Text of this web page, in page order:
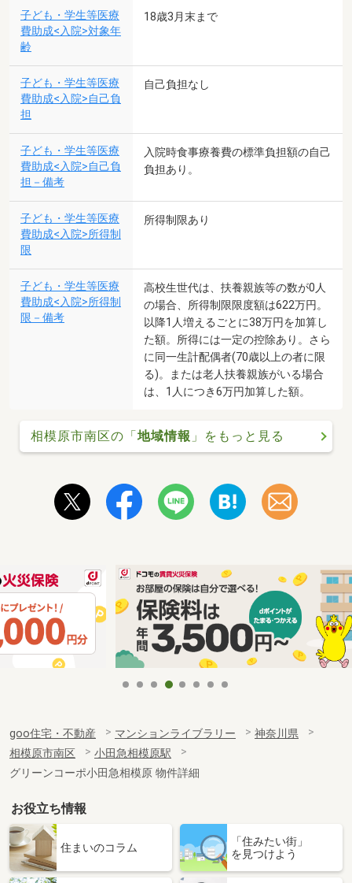
子ども・学生等医療
費助成<入院>対象年
齢
18歳3月末まで
子ども・学生等医療
費助成<入院>自己負
担
自己負担なし
子ども・学生等医療
費助成<入院>自己負
担－備考
入院時食事療養費の標準負担額の自己
負担あり。
子ども・学生等医療
費助成<入院>所得制
限
所得制限あり
子ども・学生等医療
費助成<入院>所得制
限－備考
高校生世代は、扶養親族等の数が0人
の場合、所得制限限度額は622万円。
以降1人増えるごとに38万円を加算し
た額。所得には一定の控除あり。さら
に同一生計配偶者(70歳以上の者に限
る)。または老人扶養親族がいる場合
は、1人につき6万円加算した額。
相模原市南区の「地域情報 」をもっと見る
goo住宅・不動産 マンションライブラリー
神奈川県
相模原市南区
小田急相模原駅
グリーンコーポ小田急相模原 物件詳細
お役立ち情報
住まいのコラム
「住みたい街」
を見つけよう